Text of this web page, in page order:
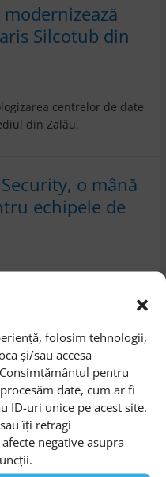
folosim tehnologii,
și/sau accesa
pentru
date, cum ar fi
ID-uri unice pe acest site.
îți retragi
negative asupra
Silcotub din
centrelor de date
din Zalău.
o mână
echipele de
utilizarea Cisco AI
cu
sistemele mobile de
cu ajutorul